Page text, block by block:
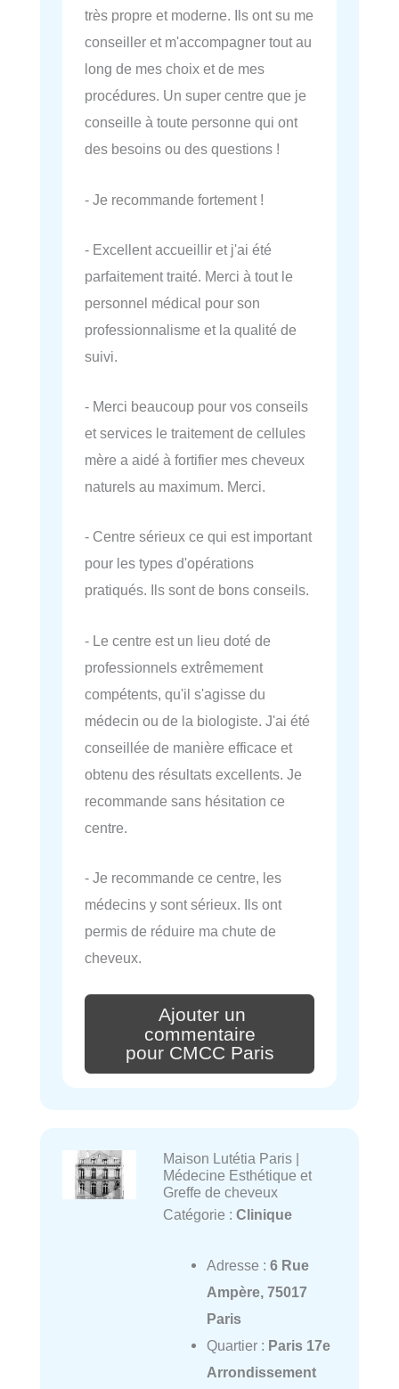
très propre et moderne. Ils ont su me
conseiller et m'accompagner tout au
long de mes choix et de mes
procédures. Un super centre que je
conseille à toute personne qui ont
des besoins ou des questions !
- Je recommande fortement !
- Excellent accueillir et j'ai été
parfaitement traité. Merci à tout le
personnel médical pour son
professionnalisme et la qualité de
suivi.
- Merci beaucoup pour vos conseils
et services le traitement de cellules
mère a aidé à fortifier mes cheveux
naturels au maximum. Merci.
- Centre sérieux ce qui est important
pour les types d'opérations
pratiqués. Ils sont de bons conseils.
- Le centre est un lieu doté de
professionnels extrêmement
compétents, qu'il s'agisse du
médecin ou de la biologiste. J'ai été
conseillée de manière efficace et
obtenu des résultats excellents. Je
recommande sans hésitation ce
centre.
- Je recommande ce centre, les
médecins y sont sérieux. Ils ont
permis de réduire ma chute de
cheveux.
Ajouter un
commentaire
pour CMCC Paris
Maison Lutétia Paris |
Médecine Esthétique et
Greffe de cheveux
Catégorie : Clinique
Adresse : 6 Rue
Ampère, 75017
Paris
Quartier : Paris 17e
Arrondissement